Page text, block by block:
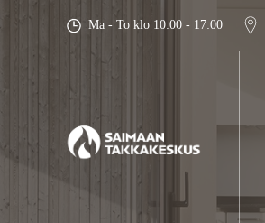
content
Ma - To klo 10:00 - 17:00